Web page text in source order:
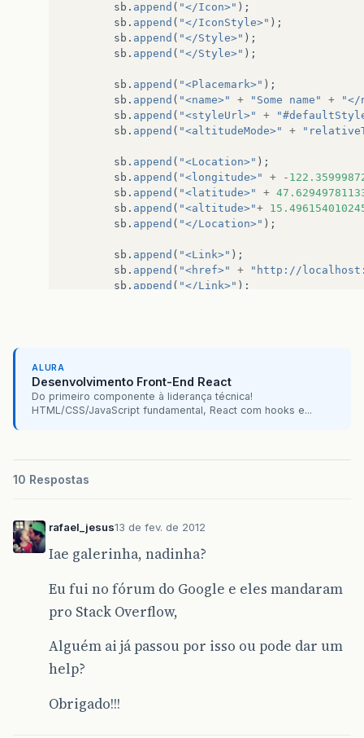
sb . append ( "</Icon>" );
sb . append ( "</IconStyle>" );
sb . append ( "</Style>" );
sb . append ( "</Style>" );
sb . append ( "<Placemark>" );
sb . append ( "<name>" + "Some name" +
"</
sb . append ( "<styleUrl>" +
sb . append ( "<altitudeMode>" +
sb . append ( "<Location>" );
sb . append ( "<longitude>" + -
sb . append ( "<latitude>" +
sb . append ( "<altitude>"+
sb . append ( "</Location>" );
sb . append ( "<Link>" );
sb . append ( "<href>" +
"http://
sb . append ( "</Link>" );
return sb.toString();
}
ALURA
Desenvolvimento Front-End React
Do primeiro componente à liderança técnica!
HTML/CSS/JavaScript fundamental, React com hooks e...
10 Respostas
rafael_jesus13 de fev. de 2012
Iae galerinha, nadinha?
Eu fui no fórum do Google e eles mandaram
pro Stack Overflow,
Alguém ai já passou por isso ou pode dar um
help?
Obrigado!!!